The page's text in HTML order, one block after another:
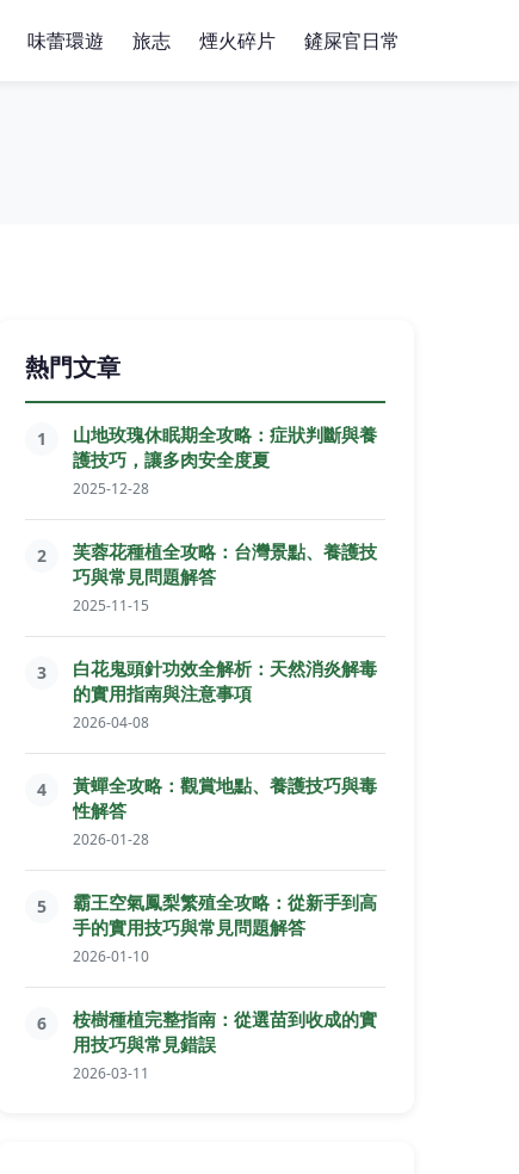
味蕾環遊 旅志 煙火碎片 鏟屎官日常
熱門文章
1
山地玫瑰休眠期全攻略：症狀判斷與養
護技巧，讓多肉安全度夏
2025-12-28
2
芙蓉花種植全攻略：台灣景點、養護技
巧與常見問題解答
2025-11-15
3
白花鬼頭針功效全解析：天然消炎解毒
的實用指南與注意事項
2026-04-08
4
黃蟬全攻略：觀賞地點、養護技巧與毒
性解答
2026-01-28
5
霸王空氣鳳梨繁殖全攻略：從新手到高
手的實用技巧與常見問題解答
2026-01-10
6
桉樹種植完整指南：從選苗到收成的實
用技巧與常見錯誤
2026-03-11